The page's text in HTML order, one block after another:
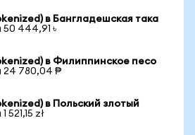
в Бангладешская така
50 444,91 ৳
в Филиппинское песо
24 780,04 ₱
в Польский злотый
521,15 zł